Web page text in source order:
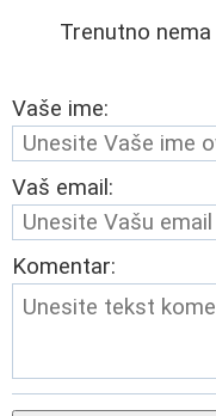
Trenutno
Vaše ime:
Vaš email:
Komentar: